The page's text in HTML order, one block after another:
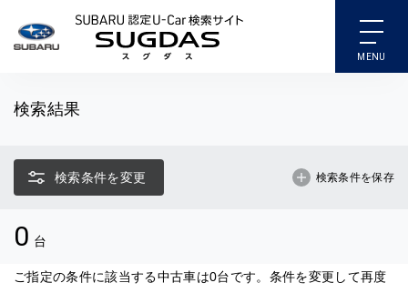
SUBARU 認定U-Car検索
検索結果
検索条件を変更 検索条件を保存
0 台
ご指定の条件に該当する中古車は0台です。条件を変更して再度